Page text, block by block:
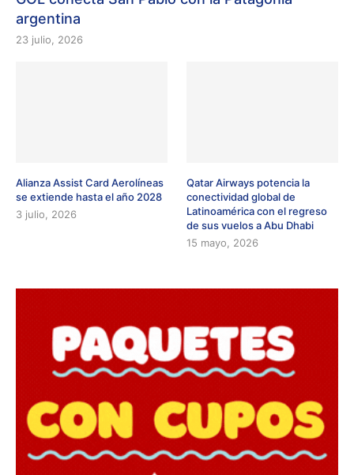
argentina
23 julio, 2026
Alianza Assist Card Aerolíneas
se extiende hasta el año 2028
3 julio, 2026
Qatar Airways potencia la
conectividad global de
Latinoamérica con el regreso
de sus vuelos a Abu Dhabi
15 mayo, 2026